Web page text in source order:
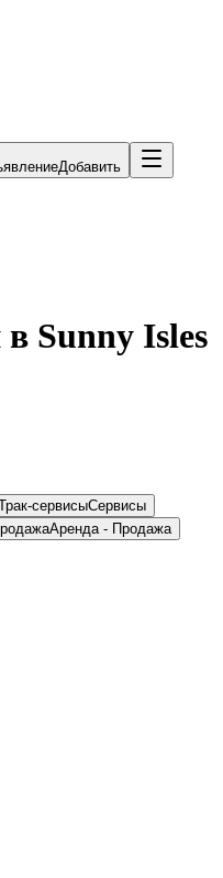
Добавить
в Sunny Isles
сервисыCервисы
Аренда - Продажа